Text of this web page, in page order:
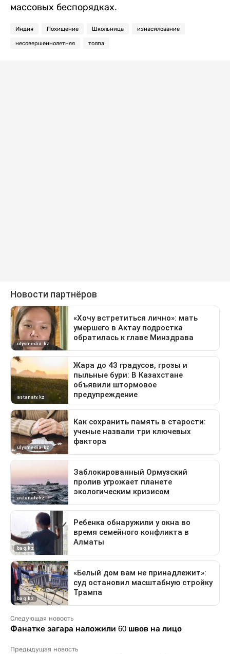
массовых беспорядках.
Индия Похищение Школьница изнасилование
несовершеннолетняя толпа
Следующая новость
Фанатке загара наложили 60 швов на лицо
Предыдущая новость